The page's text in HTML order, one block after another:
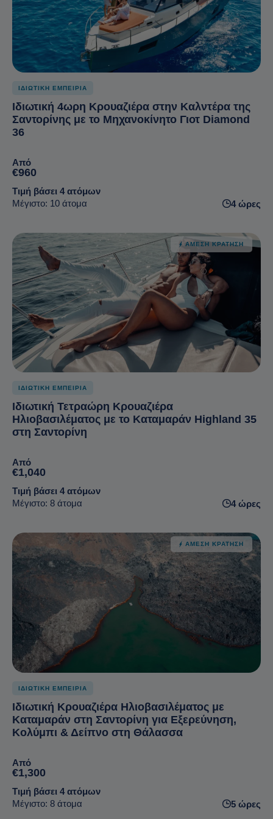
ΙΔΙΩΤΙΚΗ ΕΜΠΕΙΡΙΑ
Ιδιωτική 4ωρη Κρουαζιέρα στην Καλντέρα της
Σαντορίνης με το Μηχανοκίνητο Γιοτ Diamond
36
Από
€960
Τιμή βάσει 4 ατόμων
Μέγιστο: 10 άτομα
4 ώρες
ΆΜΕΣΗ ΚΡΆΤΗΣΗ
ΙΔΙΩΤΙΚΗ ΕΜΠΕΙΡΙΑ
Ιδιωτική Τετραώρη Κρουαζιέρα
Ηλιοβασιλέματος με το Καταμαράν Highland 35
στη Σαντορίνη
Από
€1,040
Τιμή βάσει 4 ατόμων
Μέγιστο: 8 άτομα
4 ώρες
ΆΜΕΣΗ ΚΡΆΤΗΣΗ
ΙΔΙΩΤΙΚΗ ΕΜΠΕΙΡΙΑ
Ιδιωτική Κρουαζιέρα Ηλιοβασιλέματος με
Καταμαράν στη Σαντορίνη για Εξερεύνηση,
Κολύμπι & Δείπνο στη Θάλασσα
Από
€1,300
Τιμή βάσει 4 ατόμων
Μέγιστο: 8 άτομα
5 ώρες